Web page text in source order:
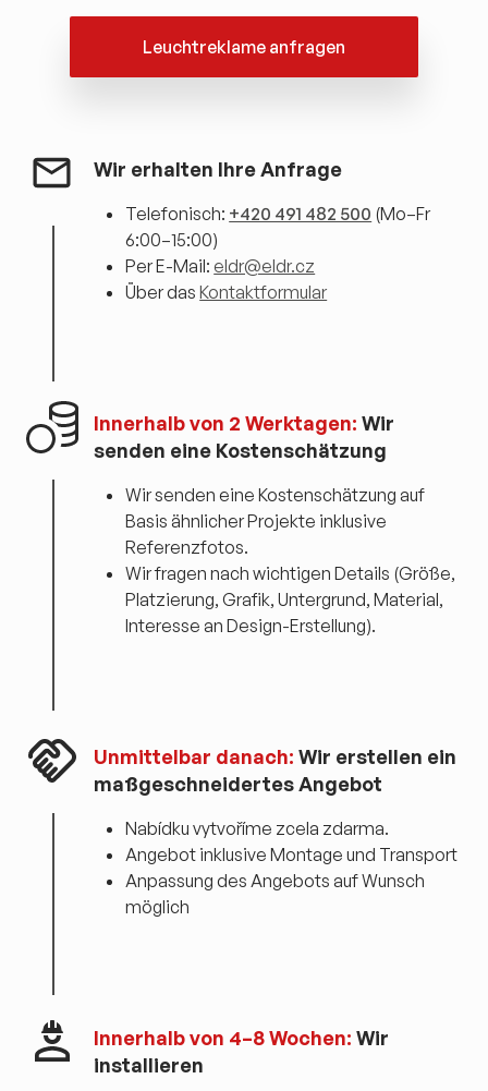
Leuchtreklame anfragen
Wir erhalten Ihre Anfrage
Telefonisch: +420 491 482 500 (Mo–Fr
6:00–15:00)
Per E-Mail:eldr@eldr.cz
Über dasKontaktformular
Innerhalb von 2 Werktagen:Wir
senden eine Kostenschätzung
Wir senden eine Kostenschätzung auf
Basis ähnlicher Projekte inklusive
Referenzfotos.
Wir fragen nach wichtigen Details (Größe,
Platzierung, Grafik, Untergrund, Material,
Interesse an Design-Erstellung).
Unmittelbar danach:Wir erstellen ein
maßgeschneidertes Angebot
Nabídku vytvoříme zcela zdarma.
Angebot inklusive Montage und Transport
Anpassung des Angebots auf Wunsch
möglich
Innerhalb von 4–8 Wochen: Wir
installieren